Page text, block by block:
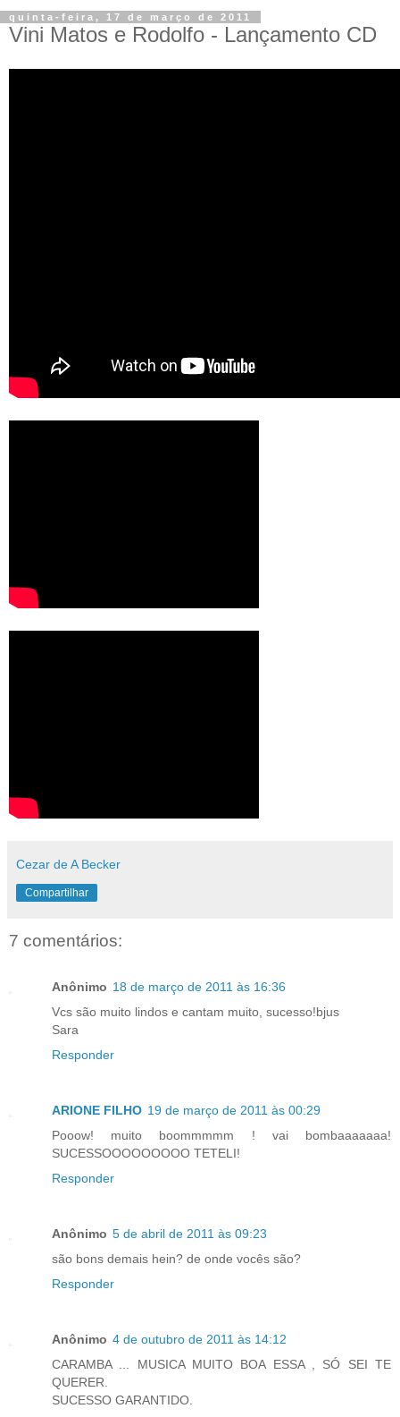
quinta-feira, 17 de março de 2011
Vini Matos e Rodolfo - Lançamento CD
Cezar de A Becker
Compartilhar
7 comentários:
Anônimo 18 de março de 2011 às 16:36
Vcs são muito lindos e cantam muito, sucesso!bjus
Sara
Responder
ARIONE FILHO 19 de março de 2011 às 00:29
Pooow! muito boommmmm ! vai bombaaaaaaa!
SUCESSOOOOOOOOO TETELI!
Responder
Anônimo 5 de abril de 2011 às 09:23
são bons demais hein? de onde vocês são?
Responder
Anônimo 4 de outubro de 2011 às 14:12
CARAMBA ... MUSICA MUITO BOA ESSA , SÓ SEI TE
QUERER.
SUCESSO GARANTIDO.